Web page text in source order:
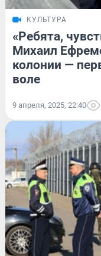
КУЛЬТУРА
«Ребята,
Михаил
колонии —
воле
9 апреля, 2025, 22:40